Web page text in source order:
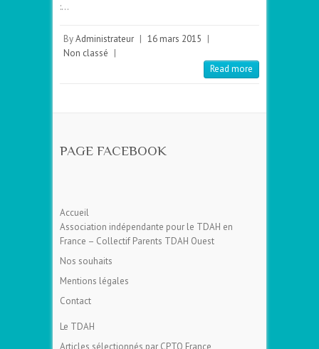
:…
ByAdministrateur | 16 mars 2015 |
Non classé |
Read more
PAGE FACEBOOK
Accueil
Association indépendante pour le TDAH en
France – Collectif Parents TDAH Ouest
Nos souhaits
Mentions légales
Contact
Le TDAH
Articles sélectionnés par CPTO France